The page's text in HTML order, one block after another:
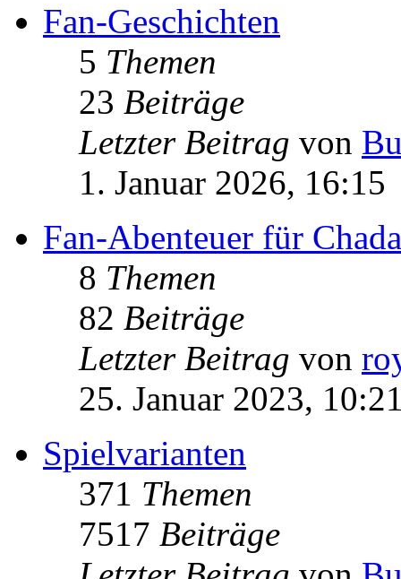
Fan-Geschichten
5 Themen
23 Beiträge
Letzter Beitrag von
1. Januar 2026, 16:15
Fan-Abenteuer für
8 Themen
82 Beiträge
Letzter Beitrag von
25. Januar 2023,
Spielvarianten
371 Themen
7517 Beiträge